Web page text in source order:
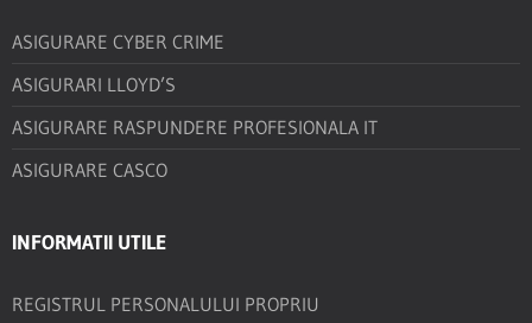
ASIGURARE CYBER CRIME
ASIGURARI LLOYD’S
ASIGURARE RASPUNDERE PROFESIONALA IT
ASIGURARE CASCO
INFORMATII UTILE
REGISTRUL PERSONALULUI PROPRIU